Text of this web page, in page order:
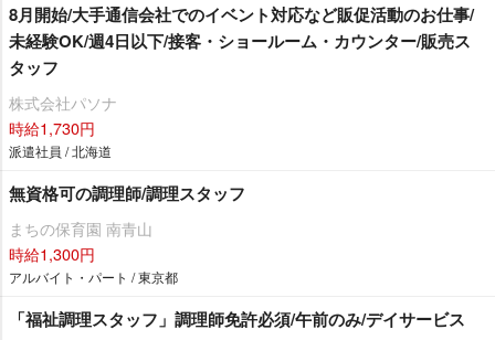
8月開始/大手通信会社でのイベント対応など販促活動のお仕事/
未経験OK/週4日以下/接客・ショールーム・カウンター/販売ス
タッフ
株式会社パソナ
時給1,730円
派遣社員 / 北海道
無資格可の調理師/調理スタッフ
まちの保育園 南青山
時給1,300円
アルバイト・パート / 東京都
「福祉調理スタッフ」調理師免許必須/午前のみ/デイサービス